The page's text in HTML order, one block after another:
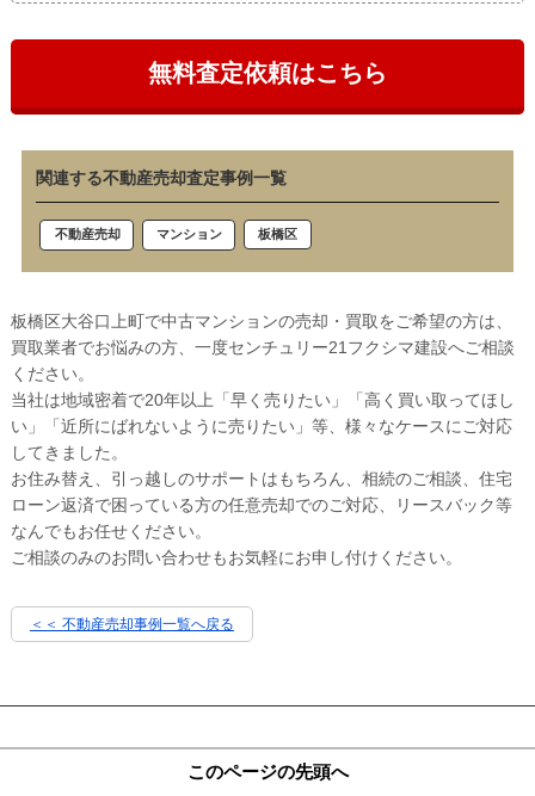
無料査定依頼はこちら
関連する不動産売却査定事例一覧
不動産売却 マンション 板橋区
板橋区大谷口上町で中古マンションの売却・買取をご希望の方は、
買取業者でお悩みの方、一度センチュリー21フクシマ建設へご相談
ください。
当社は地域密着で20年以上「早く売りたい」「高く買い取ってほし
い」「近所にばれないように売りたい」等、様々なケースにご対応
してきました。
お住み替え、引っ越しのサポートはもちろん、相続のご相談、住宅
ローン返済で困っている方の任意売却でのご対応、リースバック等
なんでもお任せください。
ご相談のみのお問い合わせもお気軽にお申し付けください。
＜＜ 不動産売却事例一覧へ戻る
このページの先頭へ